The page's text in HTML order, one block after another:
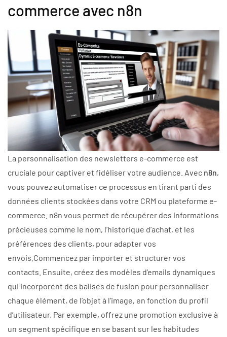
commerce avec n8n
La personnalisation des newsletters e-commerce est
cruciale pour captiver et fidéliser votre audience. Avec n8n,
vous pouvez automatiser ce processus en tirant parti des
données clients stockées dans votre CRM ou plateforme e-
commerce. n8n vous permet de récupérer des informations
précieuses comme le nom, l’historique d’achat, et les
préférences des clients, pour adapter vos
envois.Commencez par importer et structurer vos
contacts. Ensuite, créez des modèles d’emails dynamiques
qui incorporent des balises de fusion pour personnaliser
chaque élément, de l’objet à l’image, en fonction du profil
d’utilisateur. Par exemple, offrez une promotion exclusive à
un segment spécifique en se basant sur les habitudes